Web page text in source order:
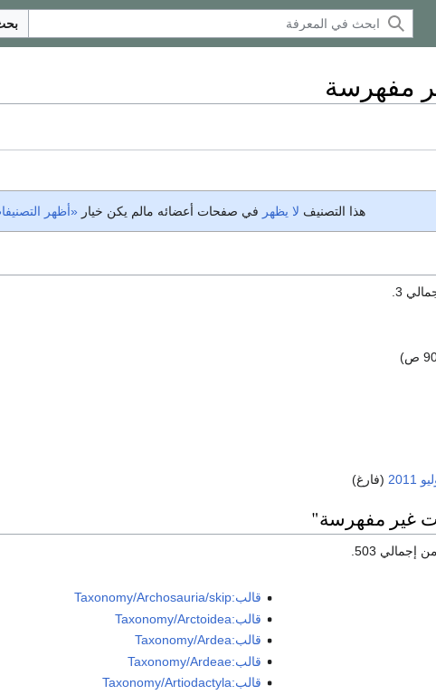
مفهرسة
هذا التصنيف لا يظهر في صفحات أعضائه مالم يكن خيار «أظهر
(فارغ)
غير مفهرسة"
قالب:Taxonomy/Archosauria/skip
قالب:Taxonomy/Arctoidea
قالب:Taxonomy/Ardea
قالب:Taxonomy/Ardeae
قالب:Taxonomy/Artiodactyla